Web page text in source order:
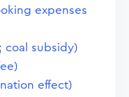
expenses
coal subsidy)
effect)